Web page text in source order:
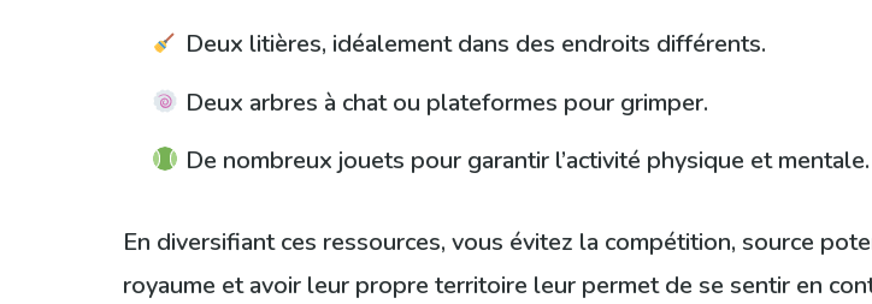
Deux litières, idéalement dans des endroits différents.
Deux arbres à chat ou plateformes pour grimper.
De nombreux jouets pour garantir l’activité physique et mentale.
En diversifiant ces ressources, vous évitez la compétition, source
royaume et avoir leur propre territoire leur permet de se sentir en